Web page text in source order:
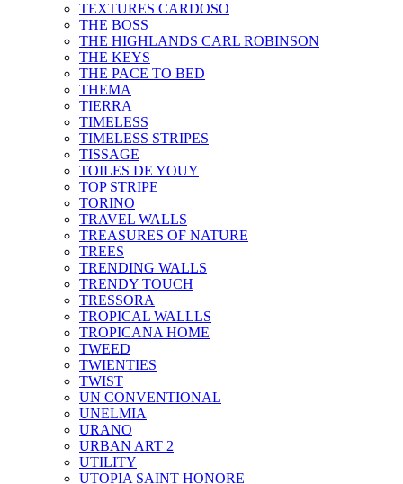
TEXTURES CARDOSO
THE BOSS
THE HIGHLANDS CARL ROBINSON
THE KEYS
THE PACE TO BED
THEMA
TIERRA
TIMELESS
TIMELESS STRIPES
TISSAGE
TOILES DE YOUY
TOP STRIPE
TORINO
TRAVEL WALLS
TREASURES OF NATURE
TREES
TRENDING WALLS
TRENDY TOUCH
TRESSORA
TROPICAL WALLLS
TROPICANA HOME
TWEED
TWIENTIES
TWIST
UN CONVENTIONAL
UNELMIA
URANO
URBAN ART 2
UTILITY
UTOPIA SAINT HONORE